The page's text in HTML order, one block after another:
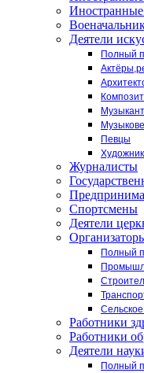
Деятели
Полный
Певцы
Журналисты
Спортсмены
Деятели
Полный
Работники
Работники
Деятели
Полный